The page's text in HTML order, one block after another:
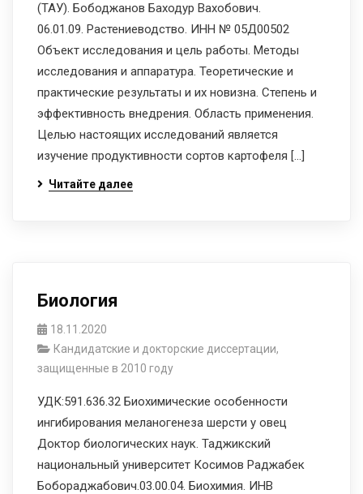
(ТАУ). Бободжанов Баходур Вахобович.
06.01.09. Растениеводство. ИНН № 05Д00502
Объект исследования и цель работы. Методы
исследования и аппаратура. Теоретические и
практические результаты и их новизна. Степень и
эффективность внедрения. Область применения.
Целью настоящих исследований является
изучение продуктивности сортов картофеля […]
Читайте далее
Биология
18.11.2020
Кандидатские и докторские диссертации,
защищенные в 2010 году
УДК:591.636.32 Биохимические особенности
ингибирования меланогенеза шерсти у овец
Доктор биологических наук. Таджикский
национальный университет Косимов Раджабек
Бобораджабович.03.00.04. Биохимия. ИНВ